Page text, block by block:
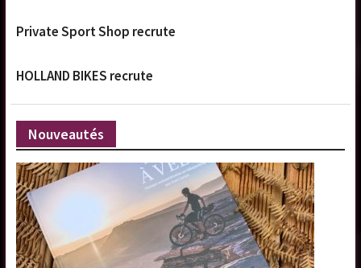
Private Sport Shop recrute
HOLLAND BIKES recrute
Nouveautés